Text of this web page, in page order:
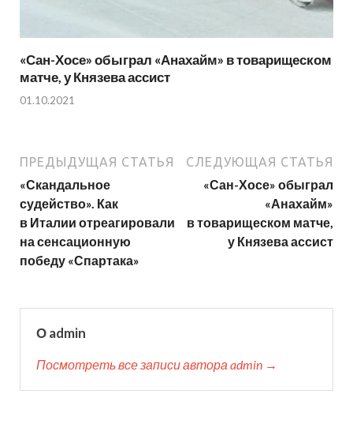
«Сан-Хосе» обыграл «Анахайм» в товарищеском
матче, у Князева ассист
01.10.2021
ПРЕДЫДУЩАЯ СТАТЬЯ
«Скандальное
судейство». Как
в Италии отреагировали
на сенсационную
победу «Спартака»
СЛЕДУЮЩАЯ СТАТЬЯ
«Сан-Хосе» обыграл
«Анахайм»
в товарищеском матче,
у Князева ассист
О admin
Посмотреть все записи автора admin →